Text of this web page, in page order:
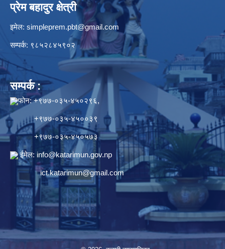
प्रेम बहादुर क्षेत्री
इमेल: simpleprem.pbt@gmail.com
सम्पर्क: ९८५२८४५९०२
सम्पर्क :
फोन: +९७७-०३५-४५०२९६,
+९७७-०३५-४५००३९
+९७७-०३५-४५०५७३
ईमेल: info@katarimun.gov.np
ict.katarimun@gmail.com